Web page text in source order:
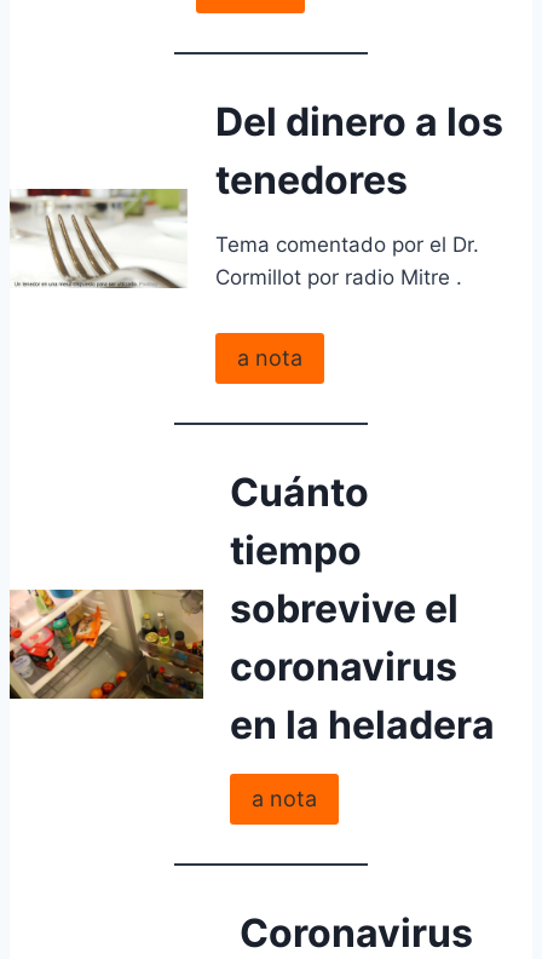
Del dinero a los
tenedores
Tema comentado por el Dr.
Cormillot por radio Mitre .
a nota
Cuánto
tiempo
sobrevive el
coronavirus
en la heladera
a nota
Coronavirus